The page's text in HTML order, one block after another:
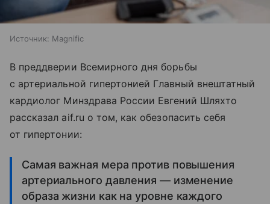
Источник: Magnific
В преддверии Всемирного дня борьбы
с артериальной гипертонией Главный внештатный
кардиолог Минздрава России Евгений Шляхто
рассказал aif.ru о том, как обезопасить себя
от гипертонии:
Самая важная мера против повышения
артериального давления — изменение
образа жизни как на уровне каждого